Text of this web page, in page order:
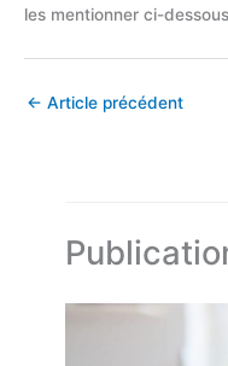
les mentionner ci-
← Article précédent